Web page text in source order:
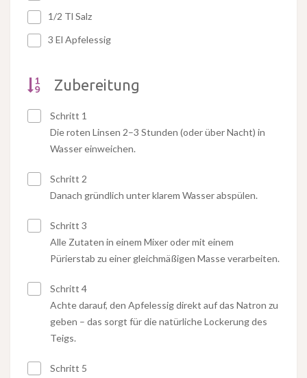
1/2 Tl Salz
3 El Apfelessig
Zubereitung
Schritt 1
Die roten Linsen 2–3 Stunden (oder über Nacht) in
Wasser einweichen.
Schritt 2
Danach gründlich unter klarem Wasser abspülen.
Schritt 3
Alle Zutaten in einem Mixer oder mit einem
Pürierstab zu einer gleichmäßigen Masse verarbeiten.
Schritt 4
Achte darauf, den Apfelessig direkt auf das Natron zu
geben – das sorgt für die natürliche Lockerung des
Teigs.
Schritt 5